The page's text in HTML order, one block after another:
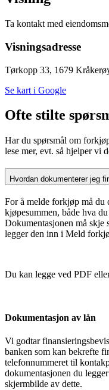
Ta kontakt med
Visningsadresse
Tørkopp 33, 1679
Se kart i Google
Ofte stilte
Har du spørsmål om
lese mer, evt. så hjelper vi
Hvordan dokumenterer jeg
For å melde forkjøp må du
kjøpesummen, både hva
Dokumentasjonen må
legger den inn i Meld
Du kan legge ved PDF
Dokumentasjon av lån
Vi godtar
banken som kan bekrefte
telefonnummeret til
dokumentasjonen du
skjermbilde av dette.